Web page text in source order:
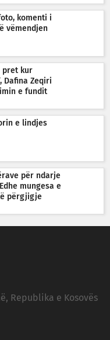
komenti i
vëmendjen
pret kur
Dafina Zeqiri
e fundit
e lindjes
për ndarje
mungesa e
përgjigje
Republika e Kosovës